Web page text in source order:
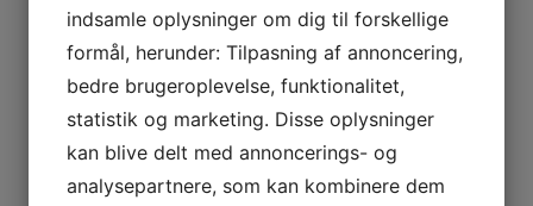
Kontakt os for mulighederne
Navn
Telefon*
indsamle oplysninger om dig til forskellige
formål, herunder: Tilpasning af annoncering,
bedre brugeroplevelse, funktionalitet,
statistik og marketing. Disse oplysninger
kan blive delt med annoncerings- og
analysepartnere, som kan kombinere dem